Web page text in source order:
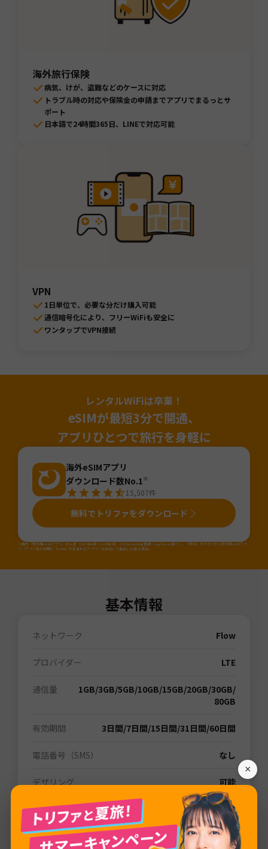
海外旅行保険
病気、けが、盗難などのケースに対応
トラブル時の対応や保険金の申請までアプリでまるっとサ
ポート
日本語で24時間365日、LINEで対応可能
VPN
1日単位で、必要な分だけ購入可能
通信暗号化により、フリーWiFiも安全に
ワンタップでVPN接続
レンタルWiFiは卒業！
eSIMが最短3分で開通、
アプリひとつで旅行を身軽に
海外eSIMアプリ
ダウンロード数No.1※
15,507件
無料でトリファをダウンロード
※国内「旅行用eSIMアプリ」のDL数（2025年4月～2026年3月・iOS&Android合算値・AppTweak調べ）。「旅行」カテゴリから旅行用eSIMアプ
リ（アプリ名か説明に「eSIM」が含まれるアプリ）を当社にて抽出しDL数を算出。
基本情報
ネットワーク Flow
プロバイダー LTE
通信量 1GB/3GB/5GB/10GB/15GB/20GB/30GB/
80GB
有効期間 3日間/7日間/15日間/31日間/60日間
電話番号（SMS） なし
デザリング 可能
追加チャージ 可能
×